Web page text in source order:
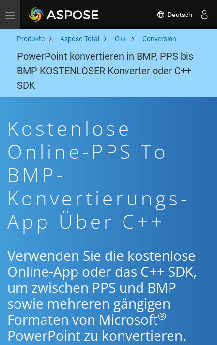
Toggle navigation Deutsch
Produkte Aspose.Total C++ Conversion
PowerPoint konvertieren in BMP, PPS bis
BMP KOSTENLOSER Konverter oder C++
SDK
Kostenlose
Online-PPS To
BMP-
Konvertierungs-
App Über C++
Verwenden Sie die kostenlose
Online-App oder das C++ SDK,
um zwischen PPS und BMP
sowie mehreren gängigen
Formaten von Microsoft®
PowerPoint zu konvertieren.